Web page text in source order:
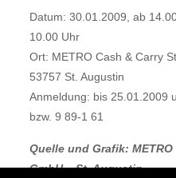
Datum: 30.01.2009, ab
10.00 Uhr
Ort: METRO Cash & Carry
53757 St. Augustin
Anmeldung: bis 25.01.2009
bzw. 9 89-1 61
Quelle und Grafik:
GmbH – St. Augustin